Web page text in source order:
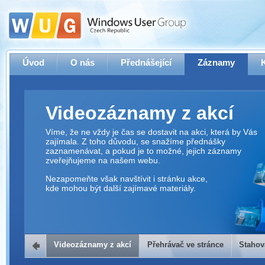
Úvod O nás Přednášející Záznamy
Videozáznamy z akcí
Víme, že ne vždy je čas se dostavit na akci, která by Vás
zajímala. Z toho důvodu, se snažíme přednášky
zaznamenávat, a pokud je to možné, jejich záznamy
zveřejňujeme na našem webu.
Nezapomeňte však navštívit i stránku akce,
kde mohou být další zajímavé materiály.
Přehrávač ve stránce
Videozáznamy z akcí Přehrávač ve stránce